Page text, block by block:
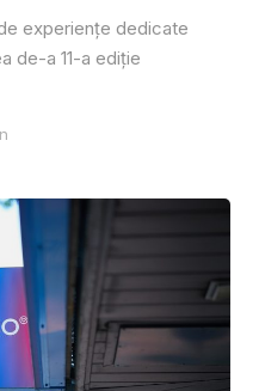
experiențe dedicate
de-a 11-a ediție